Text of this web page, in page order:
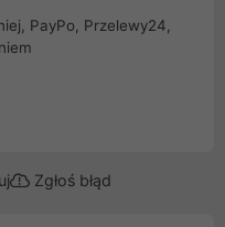
PayPo, Przelewy24,
Zgłoś błąd